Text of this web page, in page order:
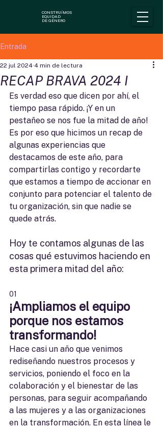
CONSTRUÍMOS
EQUIDAD
DE GÉNERO
Entrada
RECAP BRAVA 2024 I
22 jul 2024 4 min de lectura
Es verdad eso que dicen por ahí, el
tiempo pasa rápido. ¡Y en un
pestañeo se nos fue la mitad de año!
Es por eso que hicimos un recap de
algunas experiencias que
destacamos de este año, para
compartirlas contigo y recordarte
que estamos a tiempo de accionar en
conjunto para potenciar el talento de
tu organización, sin que nadie se
quede atrás.
Hoy te contamos algunas de las
cosas qué estuvimos haciendo en
esta primera mitad del año:
01
¡Ampliamos el equipo
porque nos estamos
transformando!
Hace casi un año que venimos
rediseñando nuestros procesos y
servicios, poniendo el foco en la
colaboración y el bienestar de las
personas, para seguir acompañando
a las mujeres y a las organizaciones
en la transformación. En esta línea le